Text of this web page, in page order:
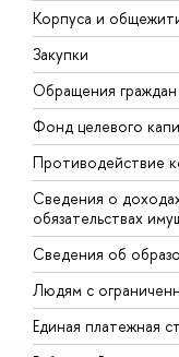
Корпуса и
Закупки
Обращения
Фонд целевого
Противодействие
Сведения о
обязательствах
Сведения об
Людям с
Единая платежная